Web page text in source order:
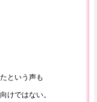
という声も
けではない。